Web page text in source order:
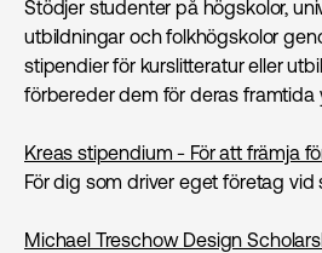
Stödjer studenter på högskolor,
utbildningar och folkhögskolor
stipendier för kurslitteratur eller
förbereder dem för deras framtida
Kreas stipendium - För att främja
För dig som driver eget företag vid
Michael Treschow Design